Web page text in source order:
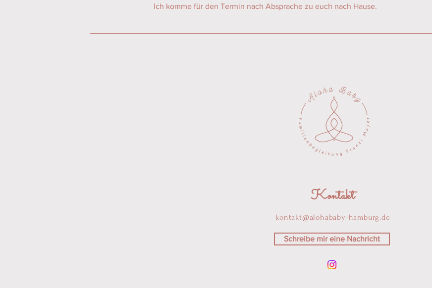
Ich komme für den Termin nach Absprache zu euch nach Hause.
Kontakt
kontakt@alohababy-hamburg.de
Schreibe mir eine Nachricht